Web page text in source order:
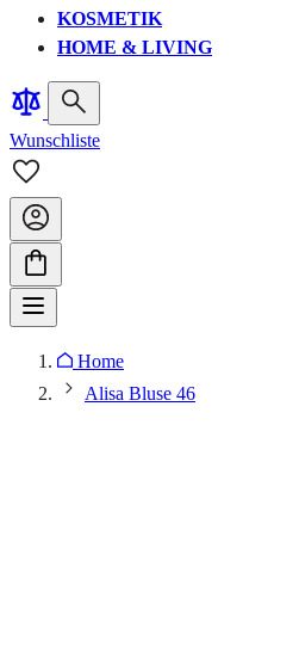
KOSMETIK
HOME & LIVING
Wunschliste
Home
Alisa Bluse 46